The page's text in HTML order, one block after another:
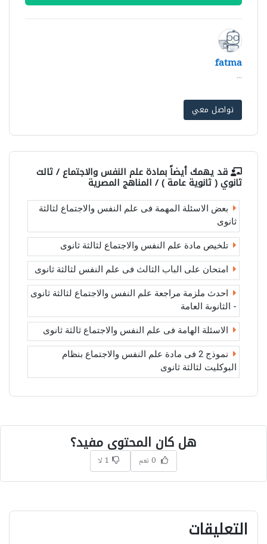
fatma
...
تواصل معي
قد يهمك أيضاً بمادةعلم النفس والاجتماع / ثالث
ثانوي ( ثانوية عامة ) / المناهج المصرية
بعض الاسئلة المهمة فى علم النفس والاجتماع لثالثة
ثانوى
تلخيص مادة علم النفس والاجتماع لثالثة ثانوى
امتحان على الباب الثالث فى علم النفس لثالثة ثانوى
احدث ملزمة مراجعة علم النفس والاجتماع لثالثة ثانوى
- الثانوىة العامة
الاسئلة الهامة فى علم النفس والاجتماع ثالثة ثانوى
نموذج 2 فى مادة علم النفس والاجتماع بنظام
البوكليت لثالثة ثانوى
هل كان المحتوى مفيد؟
0 نعم 1 لا
التعليقات